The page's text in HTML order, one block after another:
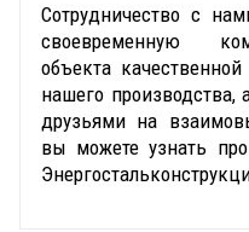
Сотрудничество с
своевременную
объекта
нашего производства,
друзьями на
вы можете узнать